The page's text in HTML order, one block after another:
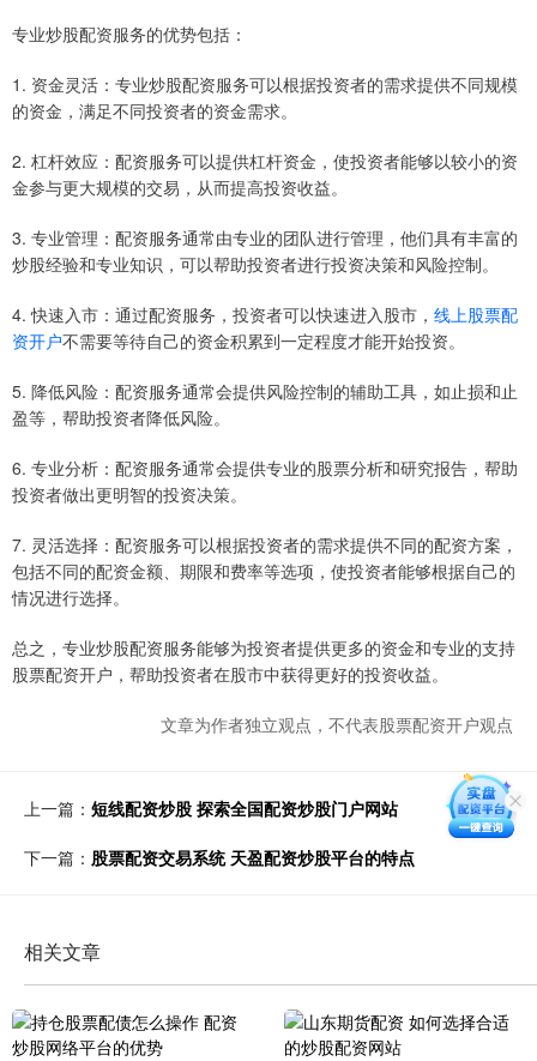
专业炒股配资服务的优势包括：
1. 资金灵活：专业炒股配资服务可以根据投资者的需求提供不同规模
的资金，满足不同投资者的资金需求。
2. 杠杆效应：配资服务可以提供杠杆资金，使投资者能够以较小的资
金参与更大规模的交易，从而提高投资收益。
3. 专业管理：配资服务通常由专业的团队进行管理，他们具有丰富的
炒股经验和专业知识，可以帮助投资者进行投资决策和风险控制。
4. 快速入市：通过配资服务，投资者可以快速进入股市， 线上股票配
资开户不需要等待自己的资金积累到一定程度才能开始投资。
5. 降低风险：配资服务通常会提供风险控制的辅助工具，如止损和止
盈等，帮助投资者降低风险。
6. 专业分析：配资服务通常会提供专业的股票分析和研究报告，帮助
投资者做出更明智的投资决策。
7. 灵活选择：配资服务可以根据投资者的需求提供不同的配资方案，
包括不同的配资金额、期限和费率等选项，使投资者能够根据自己的
情况进行选择。
总之，专业炒股配资服务能够为投资者提供更多的资金和专业的支持
股票配资开户，帮助投资者在股市中获得更好的投资收益。
文章为作者独立观点，不代表股票配资开户观点
上一篇： 短线配资炒股 探索全国配资炒股门户网站
下一篇： 股票配资交易系统 天盈配资炒股平台的特点
相关文章